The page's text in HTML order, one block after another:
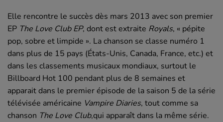
Elle rencontre le succès dès mars 2013 avec son premier
EP The Love Club EP, dont est extraite Royals, « pépite
pop, sobre et limpide ». La chanson se classe numéro 1
dans plus de 15 pays (États-Unis, Canada, France, etc.) et
dans les classements musicaux mondiaux, surtout le
Billboard Hot 100 pendant plus de 8 semaines et
apparait dans le premier épisode de la saison 5 de la série
télévisée américaine Vampire Diaries, tout comme sa
chanson The Love Club,qui apparaît dans la même série.